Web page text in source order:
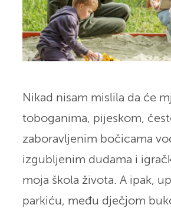
Nikad nisam mislila da će
toboganima, pijeskom,
zaboravljenim bočicama
izgubljenim dudama i
moja škola života. A ipak,
parkiću, među dječjom